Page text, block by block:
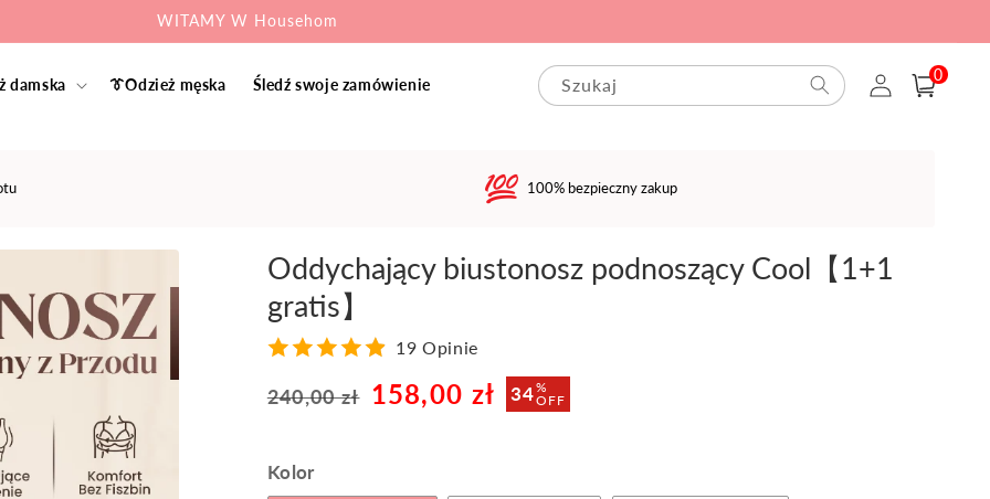
WITAMY W Househom
damska 👔Odzież męska Śledź swoje zamówienie Szukaj
Zaloguj
się
Koszyk
0
pozycje(-
100% bezpieczny zakup
Oddychający biustonosz podnoszący Cool【1+1
gratis】
19 Opinie
158,00 zł
Cena
240,00 zł
Cena
34%
OFF
Kolor